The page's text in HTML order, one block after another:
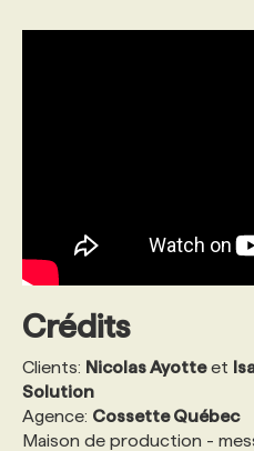
Crédits
Clients: Nicolas Ayotteet
Solution
Agence: Cossette Québec
Maison de production -